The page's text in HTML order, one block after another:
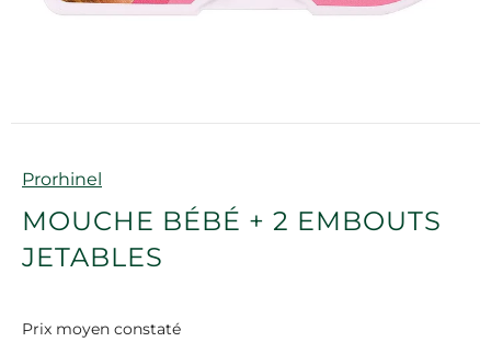
Marque
Prorhinel
MOUCHE BÉBÉ + 2 EMBOUTS
JETABLES
Prix moyen constaté